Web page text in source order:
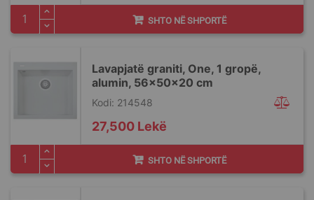
SHTO NË SHPORTË
Lavapjatë graniti, One, 1 gropë,
alumin, 56x50x20 cm
Kodi: 214548
27,500 Lekë
SHTO NË SHPORTË